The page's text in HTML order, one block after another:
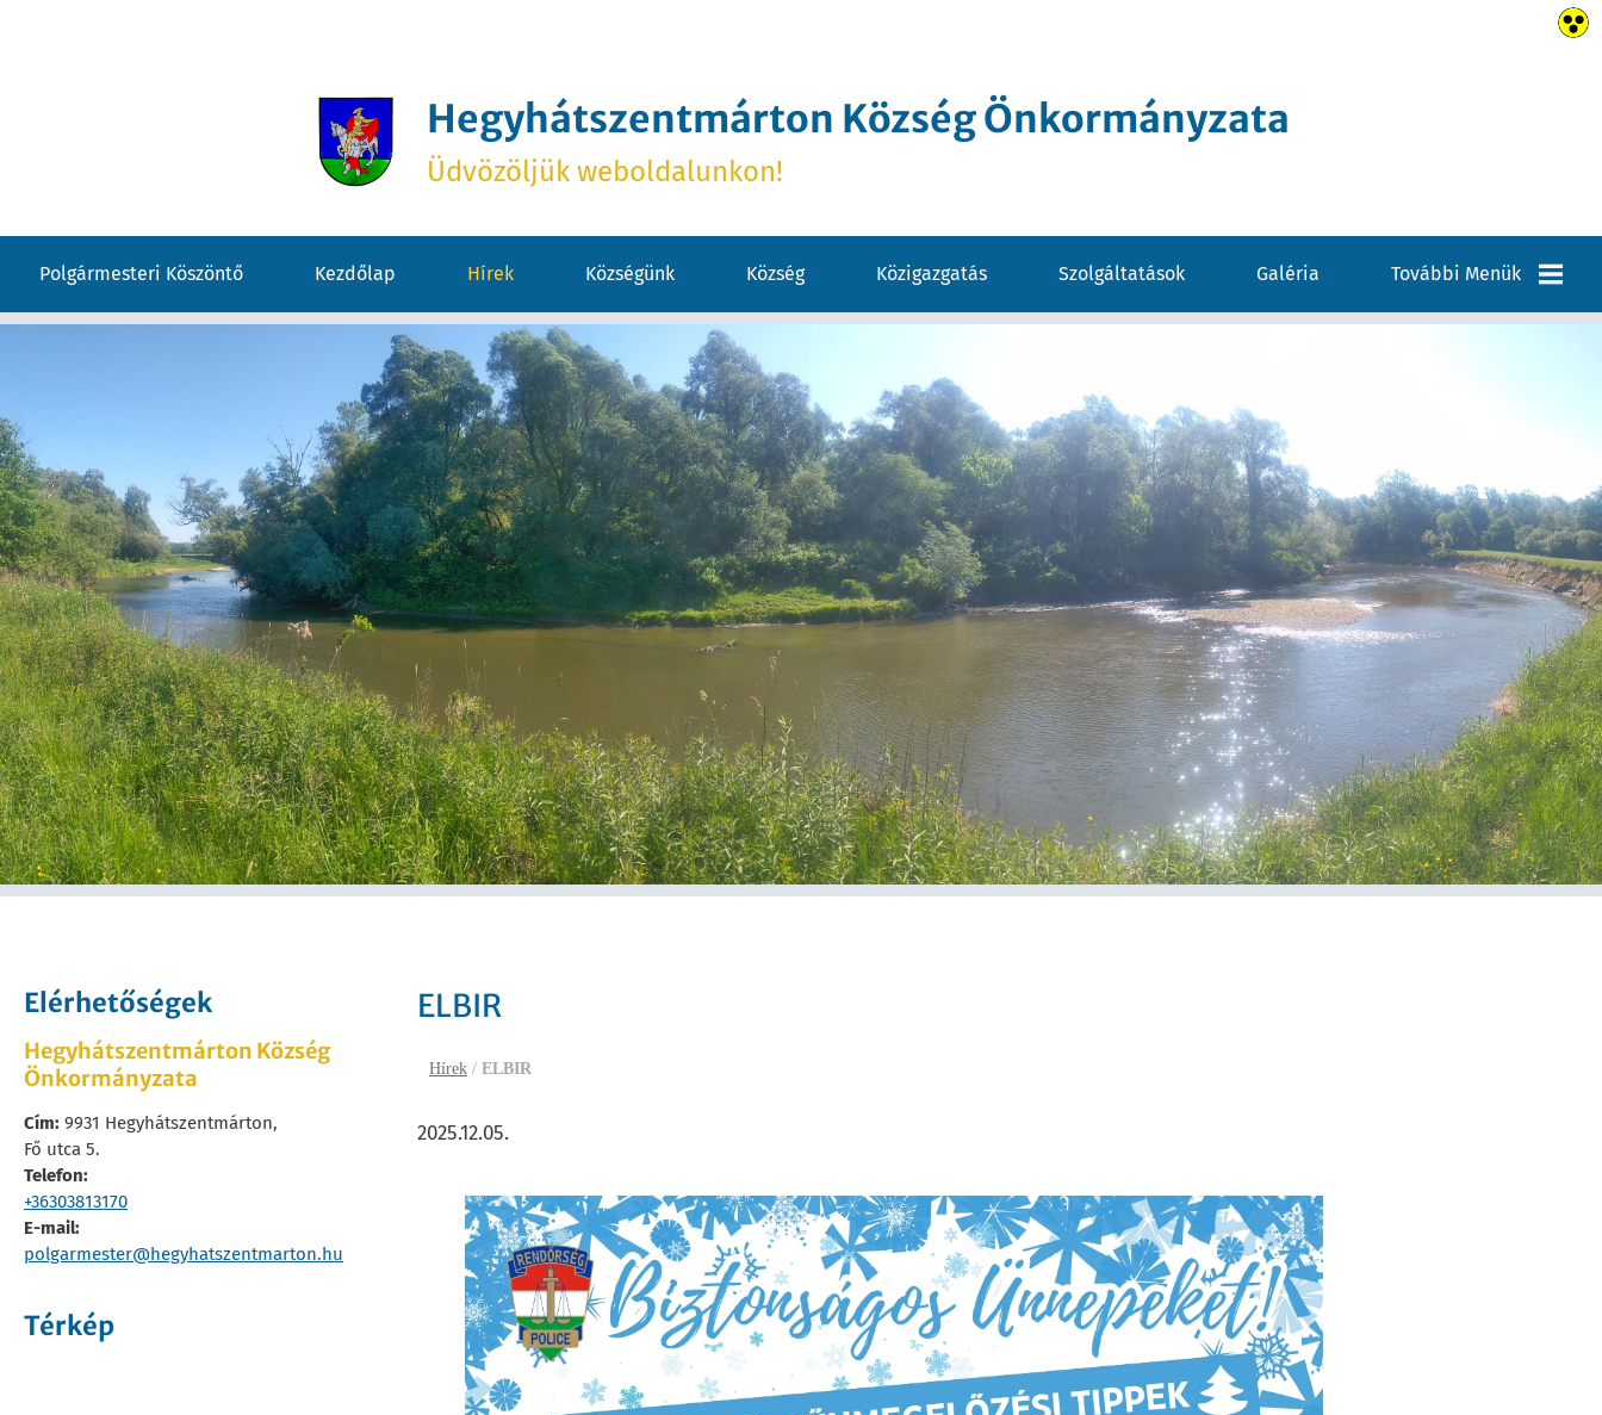
Hegyhátszentmárton Község Önkormányzata
Üdvözöljük weboldalunkon!
Polgármesteri Köszöntő Kezdőlap Hírek Községünk Község Közigazgatás Szolgáltatások Galéria További Menük
Pályázatok
E-Önkormányzat
KÖZÉRDEKŰ
ADATOK
Képviselő-Testületi
Ülések
Előterjesztés
Elérhetőségek
Hegyhátszentmárton Község
Önkormányzata
Cím: 9931 Hegyhátszentmárton,
Fő utca 5.
Telefon:
+36303813170
E-mail:
polgarmester@hegyhatszentmarton.hu
Térkép
ELBIR
Hírek / ELBIR
2025.12.05.